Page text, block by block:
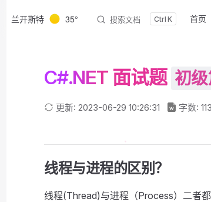
兰开斯特 35° 搜索文档 K 首页
C#.NET 面试题 初级
更新: 2023-06-29 10:26:31 字数:
线程与进程的区别？
线程(Thread)与进程（Process）二者